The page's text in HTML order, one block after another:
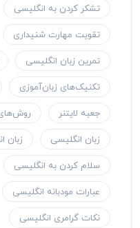
تشکر کردن به انگلیسی
تقویت مهارت شنیداری
تمرین زبان انگلیسی
تکنیک‌های زبان‌آموزی
جعبه لایتنر
زبان انگلیسی
زبان
سلام کردن به انگلیسی
عبارات مودبانه انگلیسی
نکات گرامری انگلیسی